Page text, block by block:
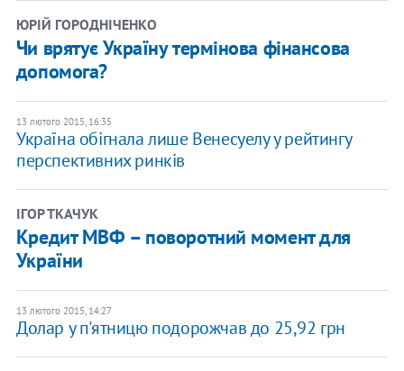
ЮРІЙ ГОРОДНІЧЕНКО
Чи врятує Україну термінова фінансова
допомога?
13 лютого 2015, 16:35
Україна обігнала лише Венесуелу у рейтингу
перспективних ринків
ІГОР ТКАЧУК
Кредит МВФ – поворотний момент для
України
13 лютого 2015, 14:27
Долар у п'ятницю подорожчав до 25,92 грн